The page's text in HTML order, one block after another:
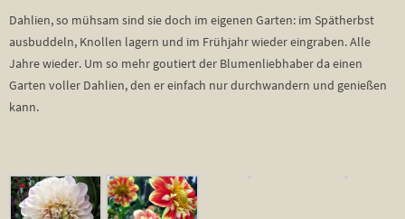
Dahlien, so mühsam sind sie doch im eigenen Garten: im Spätherbst
ausbuddeln, Knollen lagern und im Frühjahr wieder eingraben. Alle
Jahre wieder. Um so mehr goutiert der Blumenliebhaber da einen
Garten voller Dahlien, den er einfach nur durchwandern und genießen
kann.